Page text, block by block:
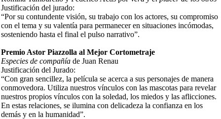
Justificación del jurado:
“Por su contundente visión, su trabajo con los actores, su compromiso
con el tema y su valentía para permanecer en situaciones incómodas,
sosteniendo hasta el final el pulso narrativo”.
Premio Astor Piazzolla al Mejor Cortometraje
Especies de compañía de Juan Renau
Justificación del Jurado:
“Con gran sencillez, la película se acerca a sus personajes de manera
conmovedora. Utiliza nuestros vínculos con las mascotas para revelar
nuestros propios vínculos con la soledad, los miedos y las aflicciones.
En estas relaciones, se ilumina con delicadeza la confianza en los
demás y en la humanidad”.